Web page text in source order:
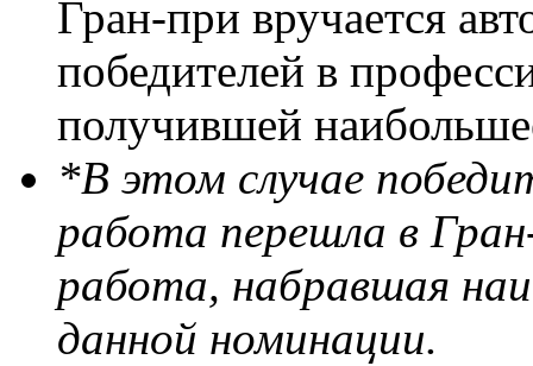
Гран-при вручается
победителей в
получившей
*В этом случае
работа перешла в
работа, набравшая
данной номинации.